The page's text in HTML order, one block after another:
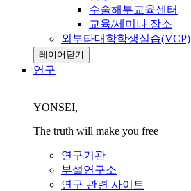
수술해부교육센터
교육/세미나 장소
외부타대학학생실습(VCP)
레이어닫기
연구
YONSEI,
The truth will make you free
연구기관
부설연구소
연구 관련 사이트